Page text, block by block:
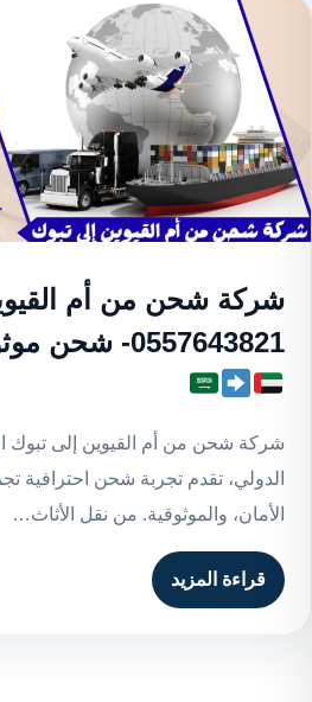
شركة شحن من أم
0557643821- شحن موثوق وآمن
شركة شحن من أم القيوين إلى تبوك
الدولي، تقدم تجربة شحن احترافية
الأمان، والموثوقية. من نقل الأثاث…
قراءة المزيد